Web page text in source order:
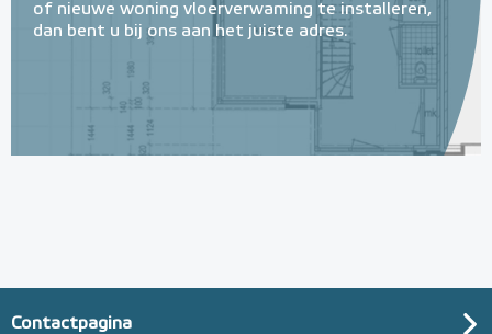
Multifunctionele contactlijm
€ 9,25
of nieuwe woning vloerverwaming te installeren,
dan bent u bij ons aan het juiste adres.
Contactpagina